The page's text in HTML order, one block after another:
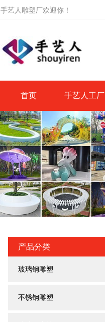
手艺人雕塑厂欢迎你！
首页 手艺人工厂
产品分类
玻璃钢雕塑
不锈钢雕塑